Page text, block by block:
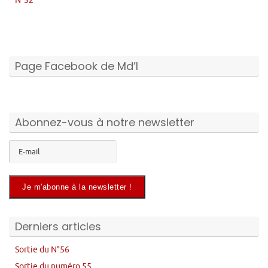
Page Facebook de Md’I
Abonnez-vous à notre newsletter
Derniers articles
Sortie du N°56